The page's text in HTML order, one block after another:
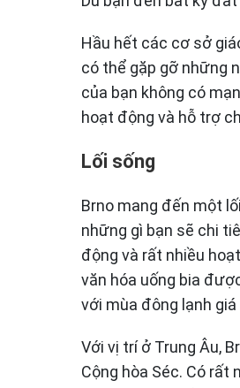
Hầu hết các cơ sở
có thể gặp gỡ những
của bạn không có
hoạt động và hỗ trợ
Lối sống
Brno mang đến một
những gì bạn sẽ chi
động và rất nhiều
văn hóa uống bia
với mùa đông lạnh
Với vị trí ở Trung Âu,
Cộng hòa Séc. Có